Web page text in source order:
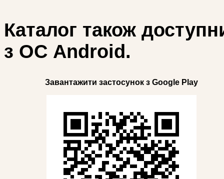
Каталог також
з ОС Android.
Завантажити застосунок з Google Play